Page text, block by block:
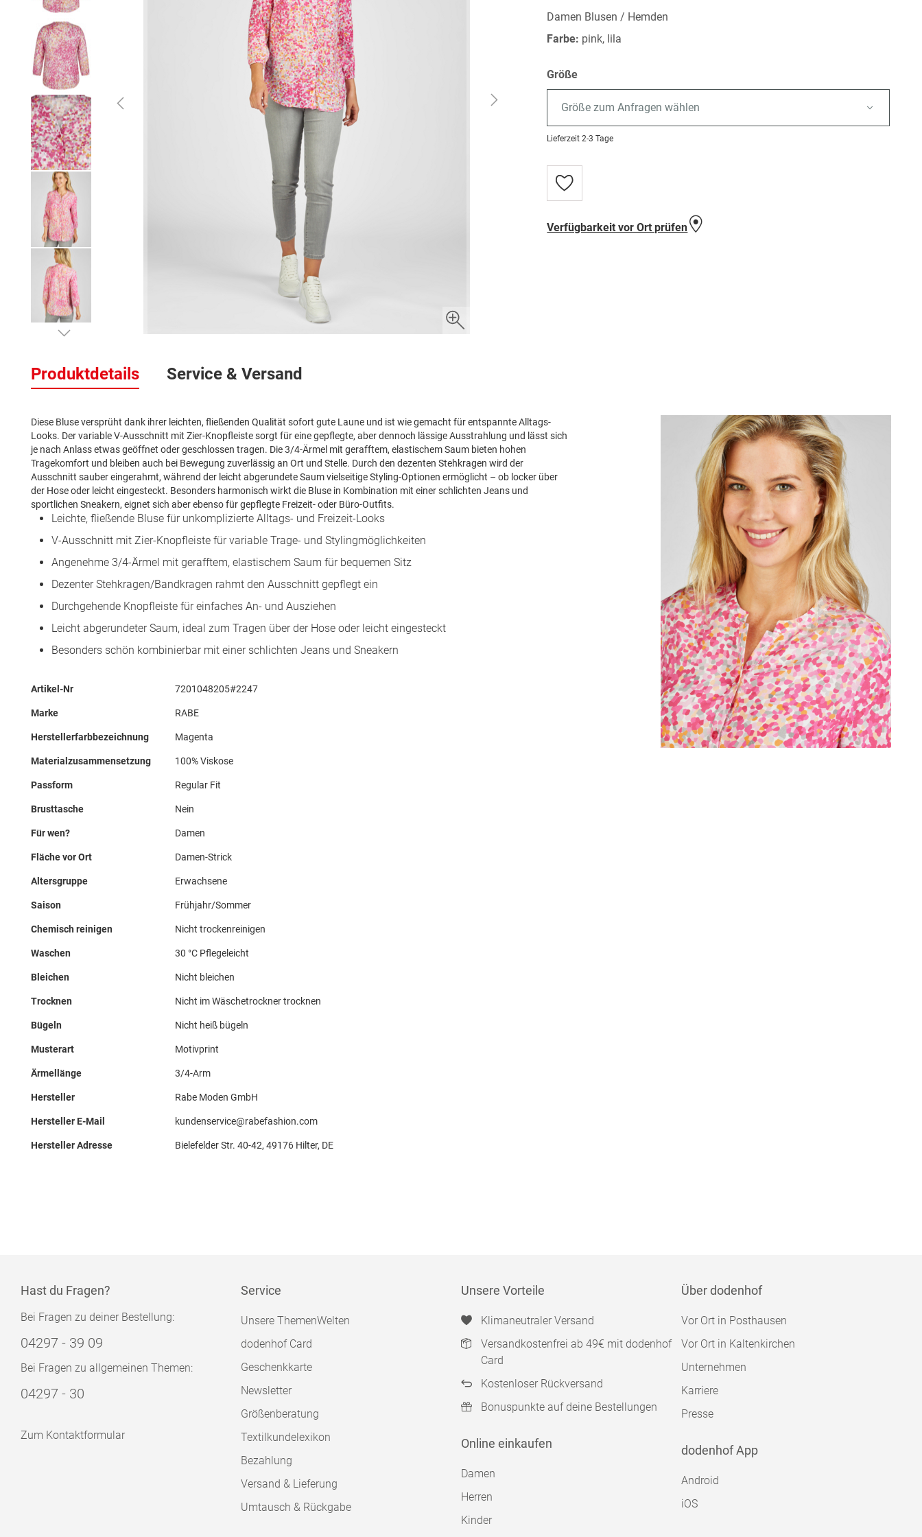
der
Bildergalerie
Damen Blusen / Hemden
Farbe: pink, lila
Größe
Größe zum Anfragen wählen
Lieferzeit 2-3 Tage
Zur
Wunschliste
Verfügbarkeit vor Ort prüfen
Produktdetails
Diese Bluse versprüht dank ihrer leichten, fließenden Qualität sofort gute Laune und ist wie gemacht für entspannte Alltags-
Looks. Der variable V-Ausschnitt mit Zier-Knopfleiste sorgt für eine gepflegte, aber dennoch lässige Ausstrahlung und lässt sich
je nach Anlass etwas geöffnet oder geschlossen tragen. Die 3/4-Ärmel mit gerafftem, elastischem Saum bieten hohen
Tragekomfort und bleiben auch bei Bewegung zuverlässig an Ort und Stelle. Durch den dezenten Stehkragen wird der
Ausschnitt sauber eingerahmt, während der leicht abgerundete Saum vielseitige Styling-Optionen ermöglicht – ob locker über
der Hose oder leicht eingesteckt. Besonders harmonisch wirkt die Bluse in Kombination mit einer schlichten Jeans und
sportlichen Sneakern, eignet sich aber ebenso für gepflegte Freizeit- oder Büro-Outfits.
Leichte, fließende Bluse für unkomplizierte Alltags- und Freizeit-Looks
V-Ausschnitt mit Zier-Knopfleiste für variable Trage- und Stylingmöglichkeiten
Angenehme 3/4-Ärmel mit gerafftem, elastischem Saum für bequemen Sitz
Dezenter Stehkragen/Bandkragen rahmt den Ausschnitt gepflegt ein
Durchgehende Knopfleiste für einfaches An- und Ausziehen
Leicht abgerundeter Saum, ideal zum Tragen über der Hose oder leicht eingesteckt
Besonders schön kombinierbar mit einer schlichten Jeans und Sneakern
Mehr
Artikel-Nr 7201048205#2247
Marke RABE
Herstellerfarbbezeichnung Magenta
Materialzusammensetzung 100% Viskose
Passform Regular Fit
Brusttasche Nein
Für wen? Damen
Fläche vor Ort Damen-Strick
Altersgruppe Erwachsene
Saison Frühjahr/Sommer
Chemisch reinigen Nicht trockenreinigen
Waschen 30 °C Pflegeleicht
Bleichen Nicht bleichen
Trocknen Nicht im Wäschetrockner trocknen
Bügeln Nicht heiß bügeln
Musterart Motivprint
Ärmellänge 3/4-Arm
Hersteller Rabe Moden GmbH
Hersteller E-Mail kundenservice@rabefashion.com
Hersteller Adresse Bielefelder Str. 40-42, 49176 Hilter, DE
Service & Versand
Hast du Fragen?
Bei Fragen zu deiner Bestellung:
04297 - 39 09
Bei Fragen zu allgemeinen Themen:
04297 - 30
Zum Kontaktformular
Service
Unsere ThemenWelten
dodenhof Card
Geschenkkarte
Newsletter
Größenberatung
Textilkundelexikon
Bezahlung
Versand & Lieferung
Umtausch & Rückgabe
Unsere Vorteile
Klimaneutraler Versand
Versandkostenfrei ab 49€ mit dodenhof
Card
Kostenloser Rückversand
Bonuspunkte auf deine Bestellungen
Online einkaufen
Damen
Herren
Kinder
Über dodenhof
Vor Ort in Posthausen
Vor Ort in Kaltenkirchen
Unternehmen
Karriere
Presse
dodenhof App
Android
iOS